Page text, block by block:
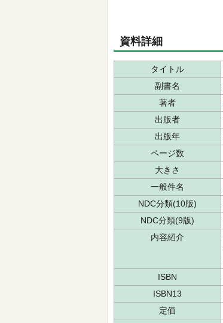
資料詳細
タイトル
副書名
著者
出版者
出版年
ページ数
大きさ
一般件名
NDC分類(10版)
NDC分類(9版)
内容紹介
ISBN
ISBN13
定価